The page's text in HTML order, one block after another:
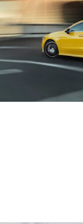
y coste de
CLA, a lo